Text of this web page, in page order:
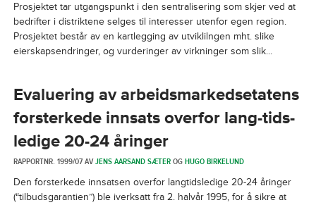
Prosjektet tar utgangspunkt i den sentralisering som skjer ved at
bedrifter i distriktene selges til interesser utenfor egen region.
Prosjektet består av en kartlegging av utviklilngen mht. slike
eierskapsendringer, og vurderinger av virkninger som slik...
Evaluering av arbeidsmarkedsetatens
forsterkede innsats overfor lang-tids-
ledige 20-24 åringer
RAPPORTNR. 1999/07 AVJENS AARSAND SÆTEROGHUGO BIRKELUND
Den forsterkede innsatsen overfor langtidsledige 20-24 åringer
(“tilbudsgarantien”) ble iverksatt fra 2. halvår 1995, for å sikre at